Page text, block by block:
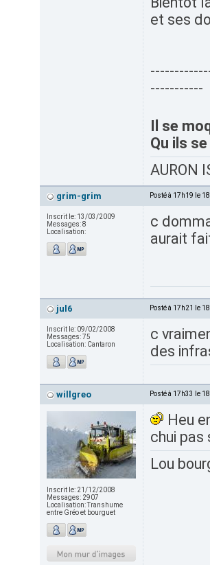
et ses
-----------
Il se
Qu ils
AURON
grim-grim Posté à 17h19 le
Inscrit le: 13/03/2009
Messages:8
Localisation:
c
aurait
jul6 Posté à 17h21 le
Inscrit le: 09/02/2008
Messages:75
Localisation: Cantaron
c
des
willgreo Posté à 17h33 le
Inscrit le: 21/12/2008
Messages: 2907
Localisation:Transhume
entre Gréo et bourguet
Heu
chui
Lou